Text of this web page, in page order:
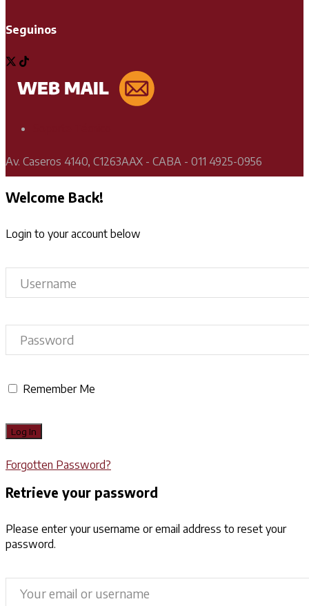
Seguinos
Av. Caseros 4140, C1263AAX - CABA - 011 4925-0956
Welcome Back!
Login to your account below
Remember Me
Forgotten Password?
Retrieve your password
Please enter your username or email address to reset your
password.